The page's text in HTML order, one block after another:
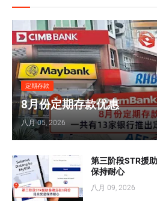
定期存款
8月份定期存款优惠
八月 05, 2026
第三阶段STR援
保持耐心
八月 09, 2026